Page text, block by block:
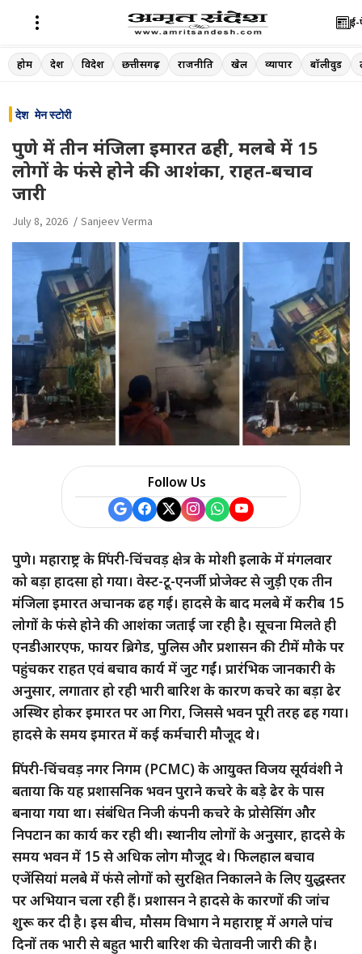
Skip
to
ई-
होम देश विदेश छत्तीसगढ़ राजनीति खेल व्यापार बॉलीवुड
देश मेन स्टोरी
पुणे में तीन मंजिला इमारत ढही, मलबे में 15
लोगों के फंसे होने की आशंका, राहत-बचाव
जारी
July 8, 2026 Sanjeev Verma
Follow Us
पुणे। महाराष्ट्र के पिंपरी-चिंचवड़ क्षेत्र के मोशी इलाके में मंगलवार
को बड़ा हादसा हो गया। वेस्ट-टू-एनर्जी प्रोजेक्ट से जुड़ी एक तीन
मंजिला इमारत अचानक ढह गई। हादसे के बाद मलबे में करीब 15
लोगों के फंसे होने की आशंका जताई जा रही है। सूचना मिलते ही
एनडीआरएफ, फायर ब्रिगेड, पुलिस और प्रशासन की टीमें मौके पर
पहुंचकर राहत एवं बचाव कार्य में जुट गईं। प्रारंभिक जानकारी के
अनुसार, लगातार हो रही भारी बारिश के कारण कचरे का बड़ा ढेर
अस्थिर होकर इमारत पर आ गिरा, जिससे भवन पूरी तरह ढह गया।
हादसे के समय इमारत में कई कर्मचारी मौजूद थे।
पिंपरी-चिंचवड़ नगर निगम (PCMC) के आयुक्त विजय सूर्यवंशी ने
बताया कि यह प्रशासनिक भवन पुराने कचरे के बड़े ढेर के पास
बनाया गया था। संबंधित निजी कंपनी कचरे के प्रोसेसिंग और
निपटान का कार्य कर रही थी। स्थानीय लोगों के अनुसार, हादसे के
समय भवन में 15 से अधिक लोग मौजूद थे। फिलहाल बचाव
एजेंसियां मलबे में फंसे लोगों को सुरक्षित निकालने के लिए युद्धस्तर
पर अभियान चला रही हैं। प्रशासन ने हादसे के कारणों की जांच
शुरू कर दी है। इस बीच, मौसम विभाग ने महाराष्ट्र में अगले पांच
दिनों तक भारी से बहुत भारी बारिश की चेतावनी जारी की है।